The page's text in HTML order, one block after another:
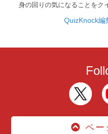
身の回りの気になることをク
QuizKnock編
ペー